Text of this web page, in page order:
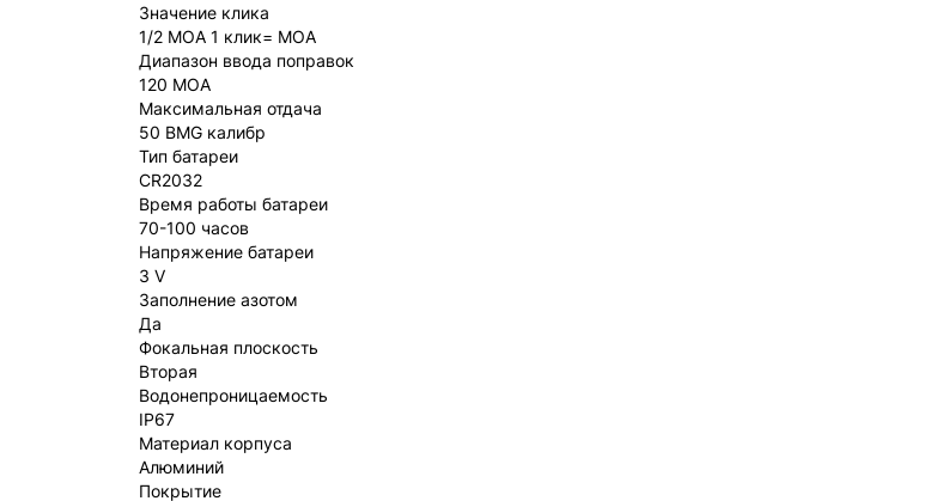
Значение клика
1/2 MOA 1 клик= MOA
Диапазон ввода поправок
120 MOA
Максимальная отдача
50 BMG калибр
Тип батареи
CR2032
Время работы батареи
70-100 часов
Напряжение батареи
3 V
Заполнение азотом
Да
Фокальная плоскость
Вторая
Водонепроницаемость
IP67
Материал корпуса
Алюминий
Покрытие